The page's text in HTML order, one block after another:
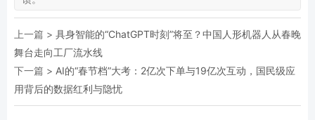
上一篇 > 具身智能的“ChatGPT时刻”将至？中国人形机器人从春晚
舞台走向工厂流水线
下一篇 > AI的“春节档”大考：2亿次下单与19亿次互动，国民级应
用背后的数据红利与隐忧